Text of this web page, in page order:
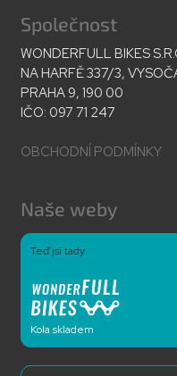
Společnost
WONDERFULL BIKES
NA HARFĚ 337/3,
PRAHA 9, 190 00
IČO: 097 71 247
OBCHODNÍ PODMÍNKY
Naše weby
Teď jsi tady
Kola skladem